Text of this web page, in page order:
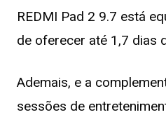
REDMI Pad 2 9.7 está
de oferecer até 1,7 dias
Ademais, e a
sessões de